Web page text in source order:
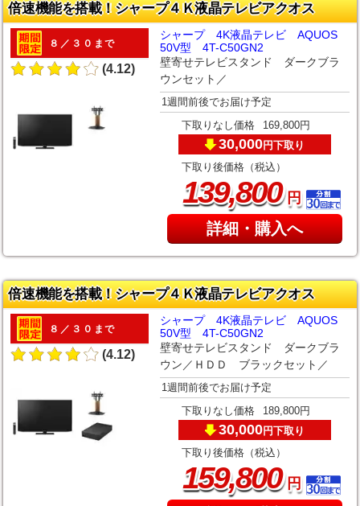
倍速機能を搭載！シャープ４Ｋ液晶テレビアクオス
８／３０まで
(4.12)
シャープ 4K液晶テレビ AQUOS
50V型 4T-C50GN2
壁寄せテレビスタンド ダークブラ
ウンセット／
1週間前後でお届け予定
下取りなし価格 169,800円
30,000円下取り
下取り後価格（税込）
139,800円
詳細・購入へ
倍速機能を搭載！シャープ４Ｋ液晶テレビアクオス
８／３０まで
(4.12)
シャープ 4K液晶テレビ AQUOS
50V型 4T-C50GN2
壁寄せテレビスタンド ダークブラ
ウン／ＨＤＤ ブラックセット／
1週間前後でお届け予定
下取りなし価格 189,800円
30,000円下取り
下取り後価格（税込）
159,800円